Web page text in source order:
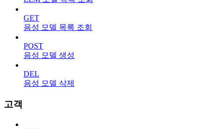
GET
음성 모델 목록 조회
POST
음성 모델 생성
DEL
음성 모델 삭제
고객